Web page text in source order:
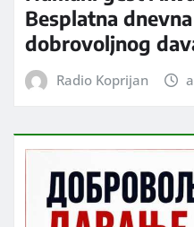
Besplatna
dobrovoljnog
Radio Koprijan